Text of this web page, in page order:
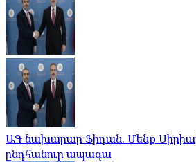
ԱԳ նախարար Ֆիդան. Մենք
ընդհանուր ապագա